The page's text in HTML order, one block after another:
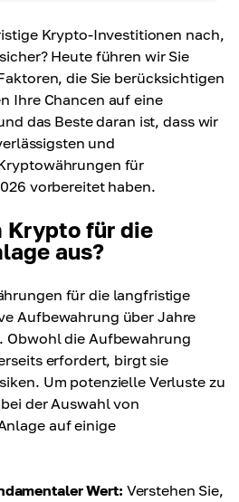
Krypto-Investitionen nach,
Heute führen wir Sie
die Sie berücksichtigen
Ihre Chancen auf eine
das Beste daran ist, dass wir
und
für
vorbereitet haben.
Krypto für die
aus?
für die langfristige
Aufbewahrung über Jahre
Obwohl die Aufbewahrung
erfordert, birgt sie
Um potenzielle Verluste zu
der Auswahl von
auf einige
Wert: Verstehen Sie,